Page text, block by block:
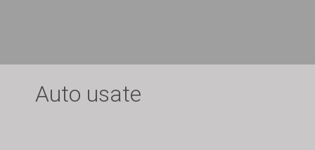
Auto usate